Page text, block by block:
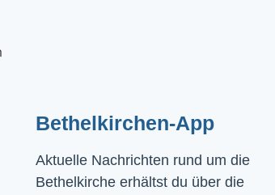
Bethelkirchen-App
Aktuelle Nachrichten rund um die
Bethelkirche erhältst du über die